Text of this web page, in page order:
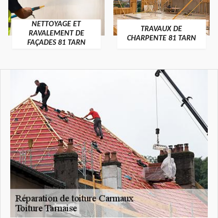
NETTOYAGE ET
RAVALEMENT DE
FAÇADES 81 TARN
TRAVAUX DE
CHARPENTE 81 TARN